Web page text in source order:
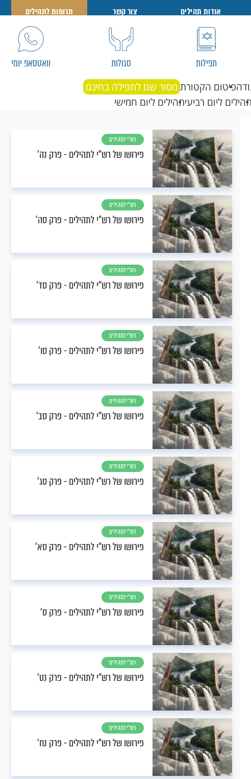
אודות תהילים צור קשר תרומות לתהילים
תפילות סגולות וואטסאפ יומי
פיטום הקטורת מסור שם לתפילה בחינם
תהילים ליום רביעיתהילים ליום חמישי
רש"י לתהילים
פירושו של רש"י לתהילים - פרק נה’
רש"י לתהילים
פירושו של רש"י לתהילים - פרק סה’
רש"י לתהילים
פירושו של רש"י לתהילים - פרק סד’
רש"י לתהילים
פירושו של רש"י לתהילים - פרק סו’
רש"י לתהילים
פירושו של רש"י לתהילים - פרק סב’
רש"י לתהילים
פירושו של רש"י לתהילים - פרק סג’
רש"י לתהילים
פירושו של רש"י לתהילים - פרק סא’
רש"י לתהילים
פירושו של רש"י לתהילים - פרק ס’
רש"י לתהילים
פירושו של רש"י לתהילים - פרק נט’
רש"י לתהילים
פירושו של רש"י לתהילים - פרק נח’